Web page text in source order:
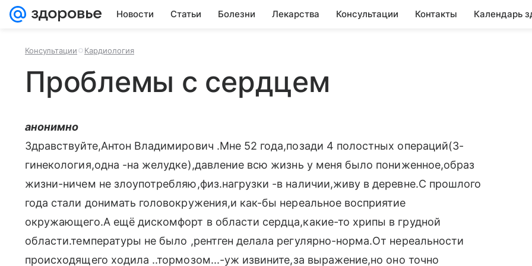
Новости Статьи Болезни Лекарства Консультации Контакты Календарь
Консультации Кардиология
Проблемы с сердцем
анонимно
Здравствуйте,Антон Владимирович .Мне 52 года,позади 4 полостных операций(3-
гинекология,одна -на желудке),давление всю жизнь у меня было пониженное,образ
жизни-ничем не злоупотребляю,физ.нагрузки -в наличии,живу в деревне.С прошлого
года стали донимать головокружения,и как-бы нереальное восприятие
окружающего.А ещё дискомфорт в области сердца,какие-то хрипы в грудной
области.температуры не было ,рентген делала регулярно-норма.От нереальности
происходящего ходила ..тормозом...-уж извините,за выражение,но оно точно